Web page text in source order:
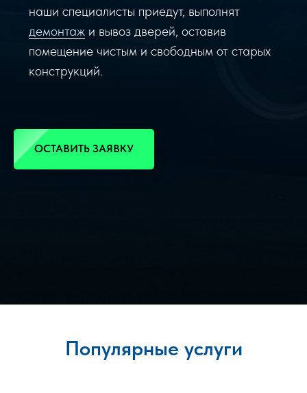
наши специалисты приедут, выполнят
демонтаж и вывоз дверей, оставив
помещение чистым и свободным от старых
конструкций.
ОСТАВИТЬ ЗАЯВКУ
Популярные услуги